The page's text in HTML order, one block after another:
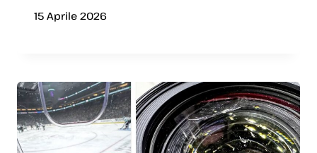
15 Aprile 2026